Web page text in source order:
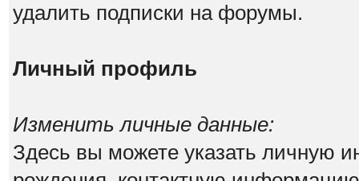
удалить подписки на форумы.
Личный профиль
Изменить личные данные:
Здесь вы можете указать личную